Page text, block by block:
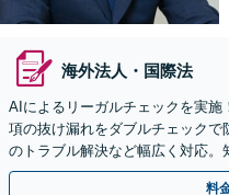
海外法人・国際法
AIによるリーガルチェックを実
項の抜け漏れをダブルチェック
のトラブル解決など幅広く対応。
せください【初回面談無料】【群
料